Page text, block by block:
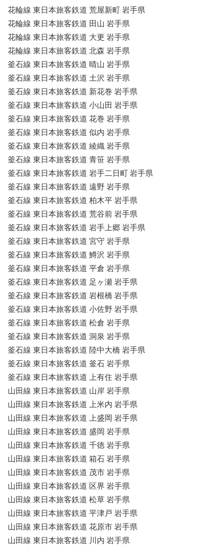
花輪線 東日本旅客鉄道 荒屋新町 岩手県
花輪線 東日本旅客鉄道 田山 岩手県
花輪線 東日本旅客鉄道 大更 岩手県
花輪線 東日本旅客鉄道 北森 岩手県
釜石線 東日本旅客鉄道 晴山 岩手県
釜石線 東日本旅客鉄道 土沢 岩手県
釜石線 東日本旅客鉄道 新花巻 岩手県
釜石線 東日本旅客鉄道 小山田 岩手県
釜石線 東日本旅客鉄道 花巻 岩手県
釜石線 東日本旅客鉄道 似内 岩手県
釜石線 東日本旅客鉄道 綾織 岩手県
釜石線 東日本旅客鉄道 青笹 岩手県
釜石線 東日本旅客鉄道 岩手二日町 岩手県
釜石線 東日本旅客鉄道 遠野 岩手県
釜石線 東日本旅客鉄道 柏木平 岩手県
釜石線 東日本旅客鉄道 荒谷前 岩手県
釜石線 東日本旅客鉄道 岩手上郷 岩手県
釜石線 東日本旅客鉄道 宮守 岩手県
釜石線 東日本旅客鉄道 鱒沢 岩手県
釜石線 東日本旅客鉄道 平倉 岩手県
釜石線 東日本旅客鉄道 足ヶ瀬 岩手県
釜石線 東日本旅客鉄道 岩根橋 岩手県
釜石線 東日本旅客鉄道 小佐野 岩手県
釜石線 東日本旅客鉄道 松倉 岩手県
釜石線 東日本旅客鉄道 洞泉 岩手県
釜石線 東日本旅客鉄道 陸中大橋 岩手県
釜石線 東日本旅客鉄道 釜石 岩手県
釜石線 東日本旅客鉄道 上有住 岩手県
山田線 東日本旅客鉄道 山岸 岩手県
山田線 東日本旅客鉄道 上米内 岩手県
山田線 東日本旅客鉄道 上盛岡 岩手県
山田線 東日本旅客鉄道 盛岡 岩手県
山田線 東日本旅客鉄道 千徳 岩手県
山田線 東日本旅客鉄道 箱石 岩手県
山田線 東日本旅客鉄道 茂市 岩手県
山田線 東日本旅客鉄道 区界 岩手県
山田線 東日本旅客鉄道 松草 岩手県
山田線 東日本旅客鉄道 平津戸 岩手県
山田線 東日本旅客鉄道 花原市 岩手県
山田線 東日本旅客鉄道 川内 岩手県